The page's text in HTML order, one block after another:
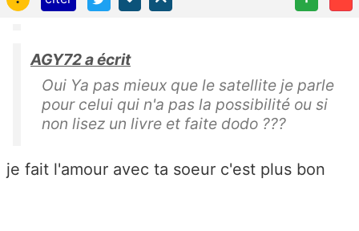
AGY72 a écrit
Oui Ya pas mieux que le satellite je parle
pour celui qui n'a pas la possibilité ou si
non lisez un livre et faite dodo ???
je fait l'amour avec ta soeur c'est plus bon